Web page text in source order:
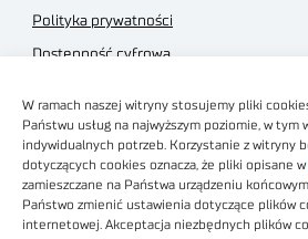
W ramach naszej witryny stosujemy pliki
Państwu usług na najwyższym poziomie, w
indywidualnych potrzeb. Korzystanie z witryny
dotyczących cookies oznacza, że pliki opisane w
zamieszczane na Państwa urządzeniu
Państwo zmienić ustawienia dotyczące plików
internetowej. Akceptacja niezbędnych plików
Polityka prywatności
Dostępność cyfrowa
Regulamin sklepu